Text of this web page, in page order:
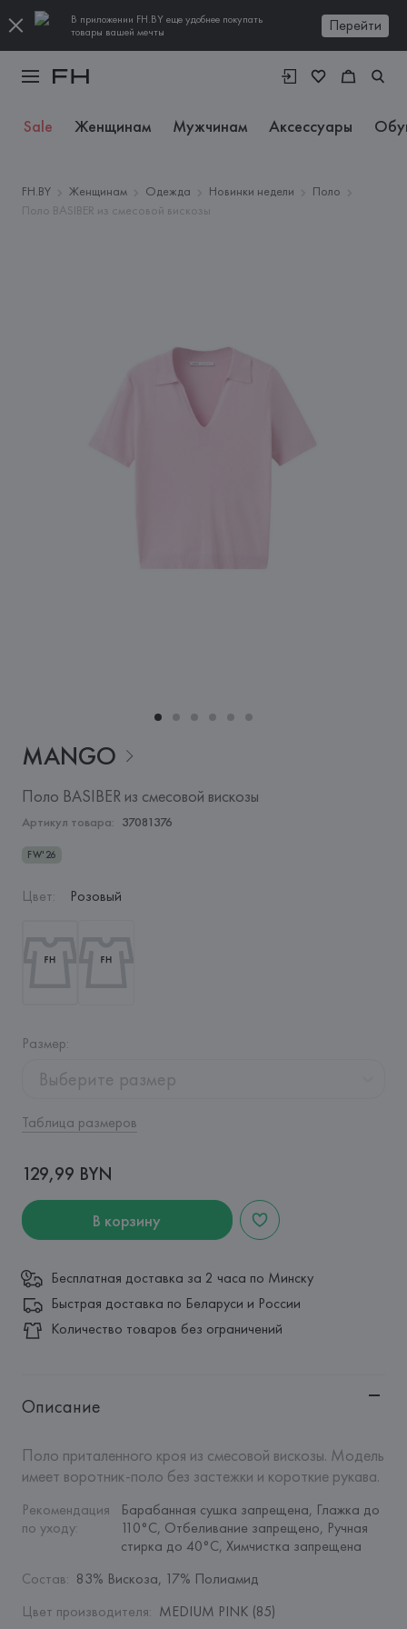
В приложении FH.BY еще удобнее покупать
товары вашей мечты
Перейти
Sale Женщинам Мужчинам Аксессуары
FH.BY Женщинам Одежда Новинки недели
Поло
Поло BASIBER из смесовой вискозы
MANGO
Поло BASIBER из смесовой вискозы
Артикул товара: 37081376
FW'26
Цвет: Розовый
Размер:
Выберите размер
Таблица размеров
129,99 BYN
В корзину
Бесплатная доставка за 2 часа по Минску
Быстрая доставка по Беларуси и России
Количество товаров без ограничений
Описание
Поло приталенного кроя из смесовой вискозы. Модель
имеет воротник-поло без застежки и короткие рукава.
Рекомендация
по уходу:
Барабанная сушка запрещена, Глажка до
110°C, Отбеливание запрещено, Ручная
стирка до 40°C, Химчистка запрещена
Состав: 83% Вискоза, 17% Полиамид
Цвет производителя: MEDIUM PINK (85)